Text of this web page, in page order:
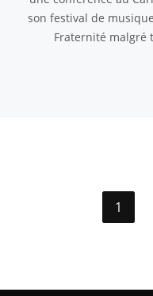
son festival de
Fraternité malgré
1